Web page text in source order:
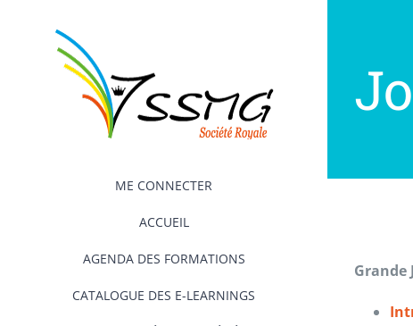
ME CONNECTER
ACCUEIL
AGENDA DES FORMATIONS
CATALOGUE DES E-LEARNINGS
Grande